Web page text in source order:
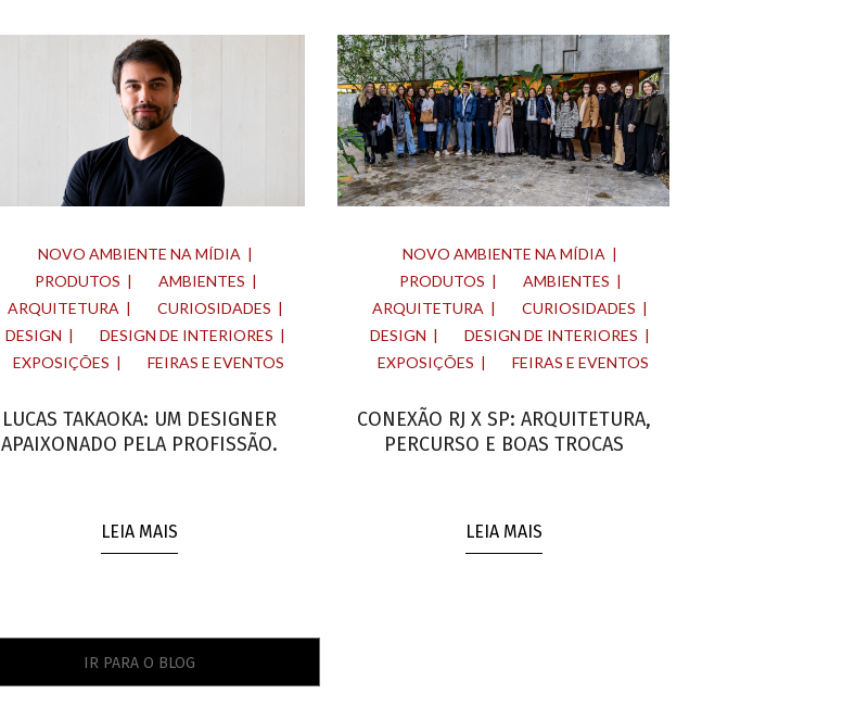
NOVO AMBIENTE NA MÍDIA
PRODUTOS
AMBIENTES
ARQUITETURA
CURIOSIDADES
DESIGN
DESIGN DE INTERIORES
EXPOSIÇÕES
FEIRAS E EVENTOS
LUCAS TAKAOKA: UM DESIGNER
APAIXONADO PELA PROFISSÃO.
LEIA MAIS
NOVO AMBIENTE NA MÍDIA
PRODUTOS
AMBIENTES
ARQUITETURA
CURIOSIDADES
DESIGN
DESIGN DE INTERIORES
EXPOSIÇÕES
FEIRAS E EVENTOS
CONEXÃO RJ X SP: ARQUITETURA,
PERCURSO E BOAS TROCAS
LEIA MAIS
IR PARA O BLOG